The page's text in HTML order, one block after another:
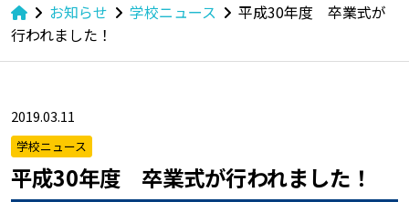
お知らせ 学校ニュース
平成30年度 卒業式が
行われました！
2019.03.11
学校ニュース
平成30年度 卒業式が行われました！